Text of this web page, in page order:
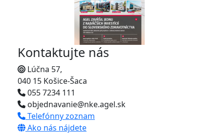
Kontaktujte nás
Lúčna 57,
040 15 Košice-Šaca
055 7234 111
objednavanie@nke.agel.sk
Telefónny zoznam
Ako nás nájdete